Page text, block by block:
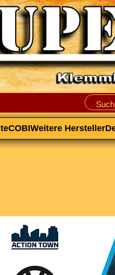
COBIWeitere Hersteller